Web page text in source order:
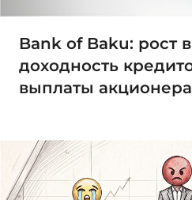
Bank of Baku: рост
доходность
выплаты